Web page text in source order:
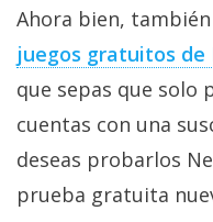
Ahora bien,
juegos gratuitos
que sepas que solo
cuentas con una
deseas probarlos
prueba gratuita